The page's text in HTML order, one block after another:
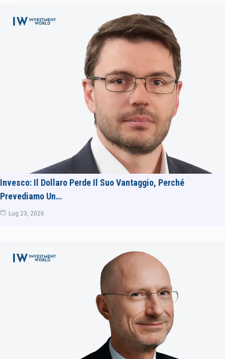
Invesco: Il Dollaro Perde Il Suo Vantaggio, Perché
Prevediamo Un…
Lug 23, 2026